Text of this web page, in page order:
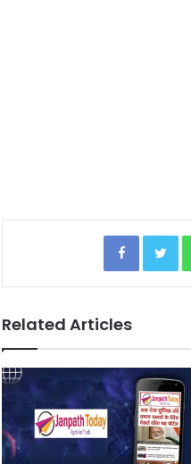
Facebook Twitter
Related Articles